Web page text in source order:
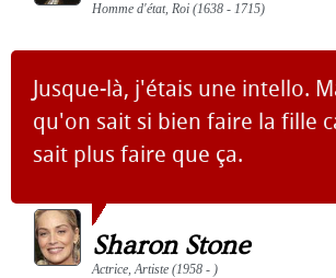
Homme d'état, Roi (1638 - 1715)
Jusque-là, j'étais une intello.
qu'on sait si bien faire la fille
sait plus faire que ça.
Sharon Stone
Actrice, Artiste (1958 - )